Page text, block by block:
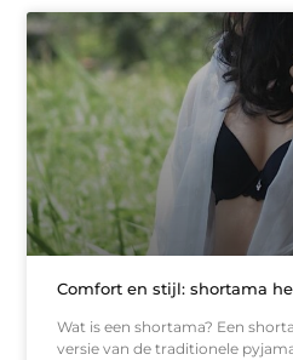
Comfort en stijl: shortama
Wat is een shortama? Een
versie van de traditionele